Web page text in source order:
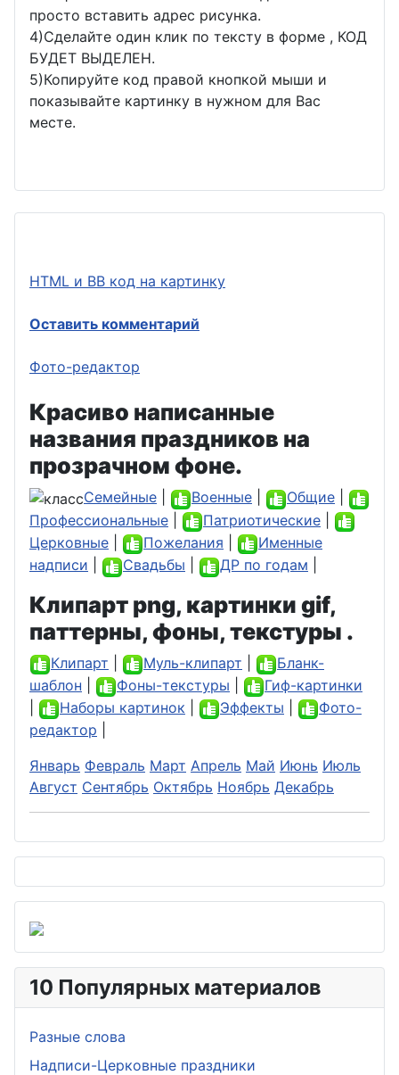
просто вставить адрес рисунка.
4)Сделайте один клик по тексту в форме , КОД
БУДЕТ ВЫДЕЛЕН.
5)Копируйте код правой кнопкой мыши и
показывайте картинку в нужном для Вас
месте.
HTML и BB код на картинку
Оставить комментарий
Фото-редактор
Красиво написанные
названия праздников на
прозрачном фоне.
Семейные Военные Общие
Профессиональные
Патриотические
Церковные
Пожелания
Именные
надписи
Свадьбы ДР по годам
Клипарт png, картинки gif,
паттерны, фоны, текстуры .
Клипарт Муль-клипарт
Бланк-
шаблон
Фоны-текстуры
Гиф-картинки
Наборы картинок Эффекты
Фото-
редактор
Январь Февраль Март Апрель Май Июнь Июль
Август Сентябрь Октябрь Ноябрь Декабрь
10 Популярных материалов
Разные слова
Надписи-Церковные праздники